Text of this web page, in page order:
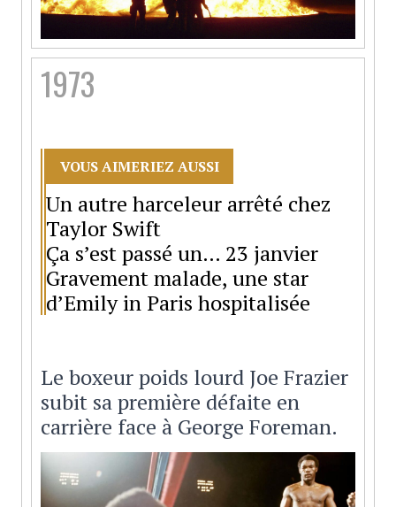
1973
VOUS AIMERIEZ AUSSI
Un autre harceleur arrêté chez
Taylor Swift
Ça s’est passé un… 23 janvier
Gravement malade, une star
d’Emily in Paris hospitalisée
Le boxeur poids lourd Joe Frazier
subit sa première défaite en
carrière face à George Foreman.